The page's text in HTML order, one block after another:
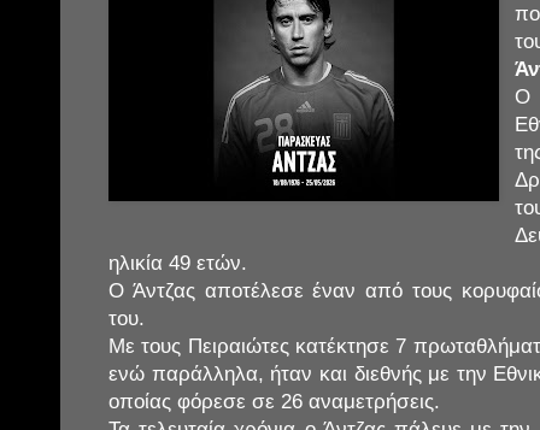
Ο
ηλικία 49 ετών.
Ο Άντζας αποτέλεσε έναν από τους
του.
Με τους Πειραιώτες κατέκτησε 7
ενώ παράλληλα, ήταν και διεθνής με την
οποίας φόρεσε σε 26 αναμετρήσεις.